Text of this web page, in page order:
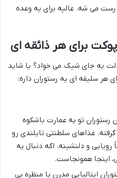
می شه. عالیه برای یه وعده
برای هر ذائقه ای
یه جای شیک می خواد؟ یا شاید
هر سلیقه ای یه رستوران داره:
رستوران تو یه عمارت باشکوه
غذاهای سلطنتی تایلندی رو
و دلنشینه. اگه دنبال یه
اینجا همونجاست.
ایتالیایی مدرن با منظره بی